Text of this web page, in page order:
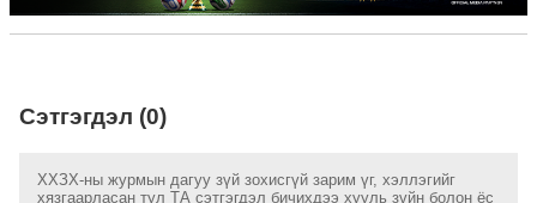
Сэтгэгдэл (0)
ХХЗХ-ны журмын дагуу зүй зохисгүй зарим үг, хэллэгийг
хязгаарласан тул ТА сэтгэгдэл бичихдээ хууль зүйн болон ёс